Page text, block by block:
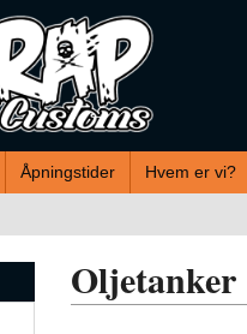
Åpningstider Hvem er vi?
Oljetanker